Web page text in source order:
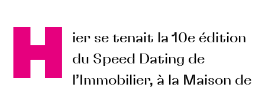
H
ier se tenait la 10e édition
du Speed Dating de
l’Immobilier, à la Maison de